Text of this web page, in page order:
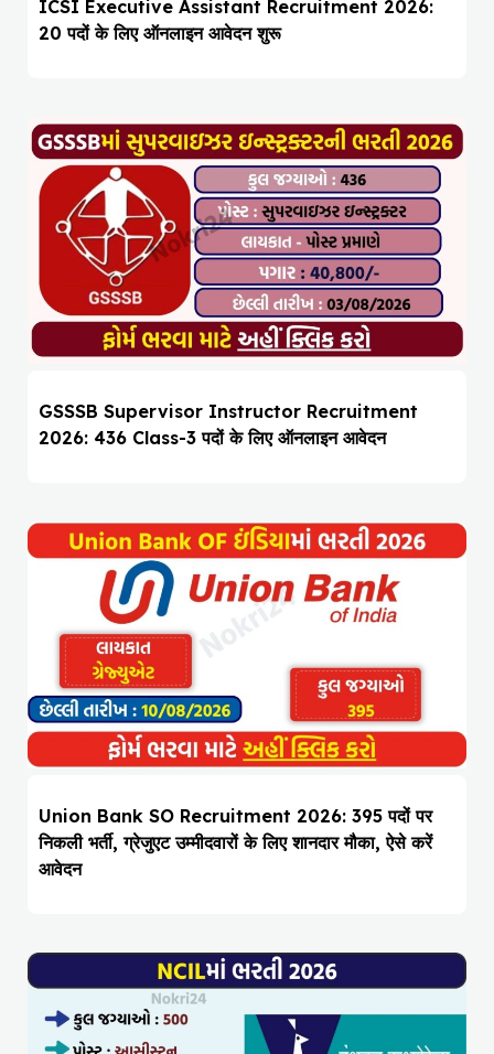
ICSI Executive Assistant Recruitment 2026:
20 पदों के लिए ऑनलाइन आवेदन शुरू
GSSSB Supervisor Instructor Recruitment
2026: 436 Class-3 पदों के लिए ऑनलाइन आवेदन
Union Bank SO Recruitment 2026: 395 पदों पर
निकली भर्ती, ग्रेजुएट उम्मीदवारों के लिए शानदार मौका, ऐसे करें
आवेदन